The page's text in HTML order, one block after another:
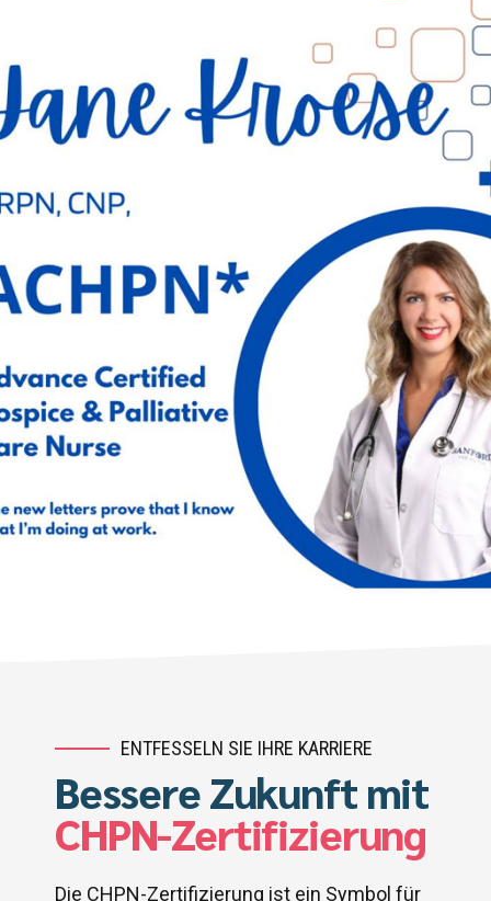
ENTFESSELN SIE IHRE KARRIERE
Bessere Zukunft mit
CHPN-Zertifizierung
Die CHPN-Zertifizierung ist ein Symbol für